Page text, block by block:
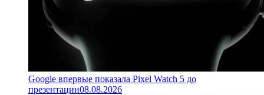
Google впервые показала Pixel Watch 5 до
презентации08.08.2026